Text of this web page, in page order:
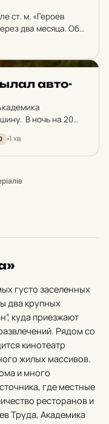
ст. м. «Героев
два месяца. Об
директора
ав­то­
В ночь на 20
Павлова, 148
одного из…
1 хв
густо заселенных
два крупных
куда приезжают
Рядом со
кинотеатр
жилых массивов.
и много
где местные
ресторанов и
Труда, Академика